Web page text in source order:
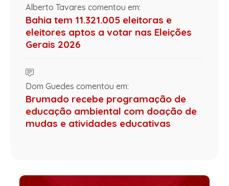
Alberto Tavares comentou em:
Bahia tem 11.321.005 eleitoras e
eleitores aptos a votar nas Eleições
Gerais 2026
Dom Guedes comentou em:
Brumado recebe programação de
educação ambiental com doação de
mudas e atividades educativas